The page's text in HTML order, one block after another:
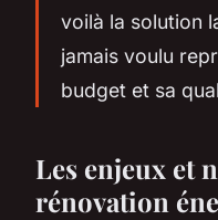
voilà la solution
jamais voulu
budget et sa
Les enjeux et
rénovation